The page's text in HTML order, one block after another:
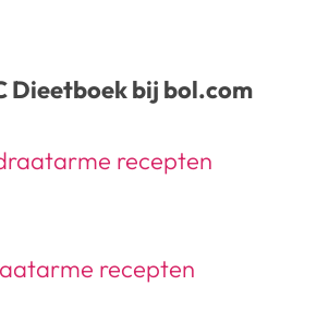
Dieetboek bij bol.com
recepten